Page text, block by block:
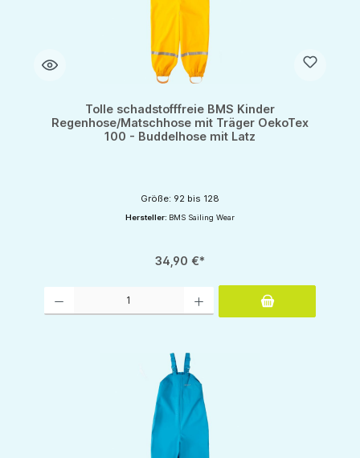
Tolle schadstofffreie BMS Kinder
Regenhose/Matschhose mit Träger OekoTex
100 - Buddelhose mit Latz
Größe: 92 bis 128
Hersteller: BMS Sailing Wear
34,90 €*